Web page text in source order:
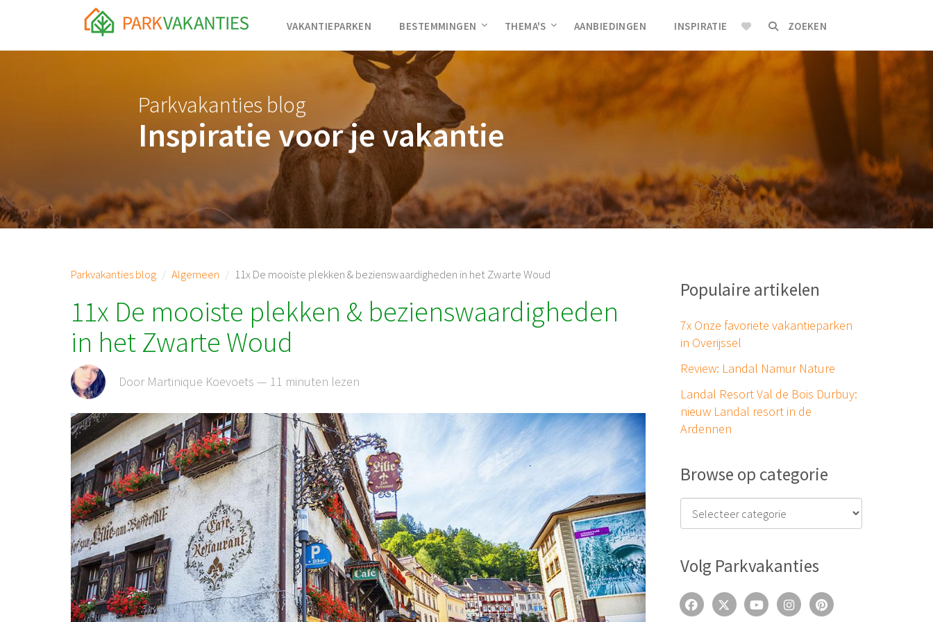
VAKANTIEPARKEN BESTEMMINGEN THEMA'S AANBIEDINGEN INSPIRATIE ZOEKEN
Parkvakanties blog
Inspiratie voor je vakantie
Parkvakanties blog Algemeen 11x De mooiste plekken & bezienswaardigheden in het Zwarte Woud
11x De mooiste plekken & bezienswaardigheden
in het Zwarte Woud
Door Martinique Koevoets — 11 minuten lezen
Populaire artikelen
7x Onze favoriete vakantieparken
in Overijssel
Review: Landal Namur Nature
Landal Resort Val de Bois Durbuy:
nieuw Landal resort in de
Ardennen
Browse op categorie
Volg Parkvakanties